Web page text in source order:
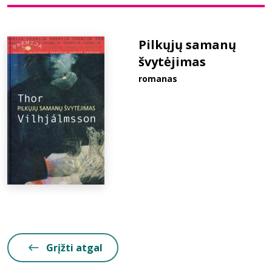
Pilkųjų samanų
švytėjimas
romanas
Grįžti atgal